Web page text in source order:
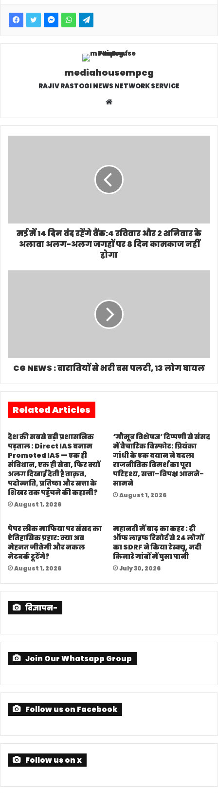
mediahousempcg
RAJIV RASTOGI NEWS NETWORK SERVICE
b
s
e
मई में 14 दिन बंद रहेंगे बैंक:4 रविवार और 2 शनिवार के
अलावा अलग-अलग जगहों पर 8 दिन कामकाज नहीं
होगा
CG NEWS : बारातियों से भरी बस पलटी, 13 लोग घायल
Related Articles
देश की सबसे बड़ी प्रशासनिक
पड़ताल : Direct IAS बनाम
Promoted IAS — एक ही
संविधान, एक ही सेवा, फिर क्यों
अलग दिखाई देती है ताक़त,
पदोन्नति, प्रतिष्ठा और सत्ता के
शिखर तक पहुँचने की कहानी?
August 1, 2026
‘गौमूत्र विशेषज्ञ’ टिप्पणी से संसद
में वैचारिक विस्फोट: प्रियंका
गांधी के एक बयान ने बदला
राजनीतिक विमर्श का पूरा
परिदृश्य, सत्ता–विपक्ष आमने-
सामने
August 1, 2026
पेपर लीक माफिया पर संसद का
ऐतिहासिक प्रहार: क्या अब
मेहनत जीतेगी और नकल
नेटवर्क टूटेंगे?
August 1, 2026
महानदी में बाढ़ का कहर : ट्री
ऑफ लाइफ रिसोर्ट से 24 लोगों
का SDRF ने किया रेस्क्यू, नदी
किनारे गांवों में घुसा पानी
July 30, 2026
विज्ञापन-
Join Our Whatsapp Group
Follow us on Facebook
Follow us on x